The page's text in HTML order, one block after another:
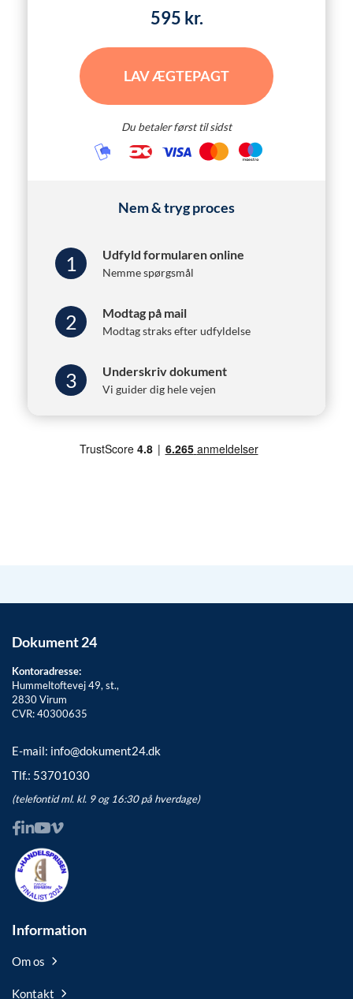
595 kr.
LAV ÆGTEPAGT
Du betaler først til sidst
Nem & tryg proces
1 Udfyld formularen online
Nemme spørgsmål
2 Modtag på mail
Modtag straks efter udfyldelse
3 Underskriv dokument
Vi guider dig hele vejen
Dokument 24
Kontoradresse:
Hummeltoftevej 49, st.,
2830Virum
CVR: 40300635
E-mail: info@dokument24.dk
Tlf.: 53701030
(telefontid ml. kl. 9 og 16:30 på hverdage)
Information
Om os
Kontakt